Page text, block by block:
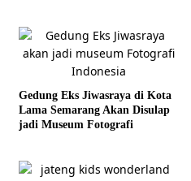
Gedung Eks Jiwasraya di Kota
Lama Semarang Akan Disulap
jadi Museum Fotografi